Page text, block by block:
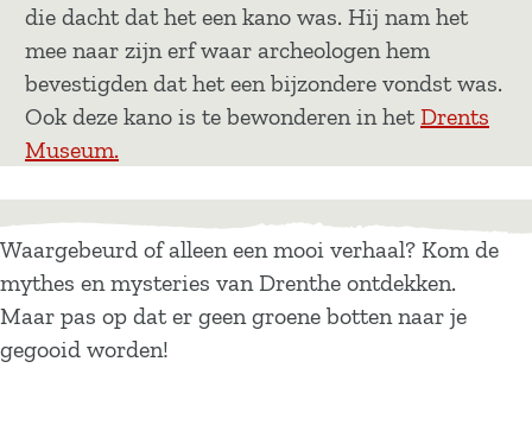
die dacht dat het een kano was. Hij nam het
mee naar zijn erf waar archeologen hem
bevestigden dat het een bijzondere vondst was.
Ook deze kano is te bewonderen in hetDrents
Museum.
Waargebeurd of alleen een mooi verhaal? Kom de
mythes en mysteries van Drenthe ontdekken.
Maar pas op dat er geen groene botten naar je
gegooid worden!